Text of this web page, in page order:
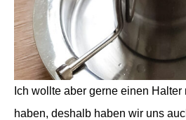
Ich wollte aber gerne einen
haben, deshalb haben wir uns